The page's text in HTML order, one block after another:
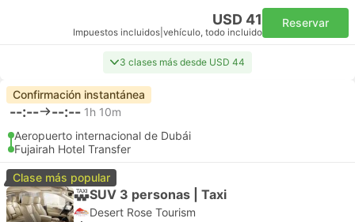
USD 41
Impuestos incluidos vehículo, todo incluido
Reservar
3 clases más desde USD 44
Confirmación instantánea
--:-- --:-- 1h 10m
Aeropuerto internacional de Dubái
Fujairah Hotel Transfer
Clase más popular
SUV 3 personas | Taxi
Desert Rose Tourism